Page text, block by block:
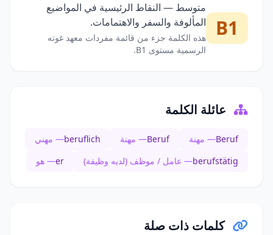
B1
متوسط — النقاط الرئيسية في المواضيع
المألوفة والسفر والاهتمامات.
هذه الكلمة جزء من قائمة مفردات معهد غوته
الرسمية مستوى B1.
عائلة الكلمة
Beruf— مهنة Beruf— مهنة beruflich— مهني
berufstätig— عامل / موظف (لديه وظيفة) er— هو
كلمات ذات صلة